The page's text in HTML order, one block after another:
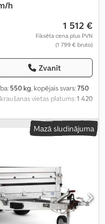
h
1 512 €
Fiksēta cena plus PVN
(1 799 € bruto)
Zvanīt
550 kg, kopējais svars:750
vietas platums:1 420
augstums:1 460 mm, darba
Mazā sludinājuma